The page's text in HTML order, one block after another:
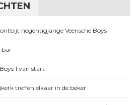
negentigjarige Veensche Boys
bar
1 van start
treffen elkaar in de beker